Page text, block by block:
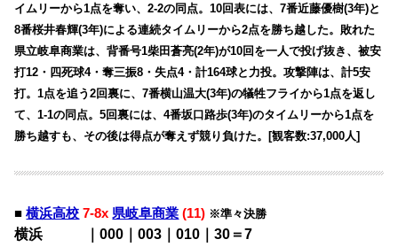
イムリーから1点を奪い、2-2の同点。10回表には、7番近藤優樹(3年)と
8番桜井春輝(3年)による連続タイムリーから2点を勝ち越した。敗れた
県立岐阜商業は、背番号1柴田蒼亮(2年)が10回を一人で投げ抜き、被安
打12・四死球4・奪三振8・失点4・計164球と力投。攻撃陣は、計5安
打。1点を追う2回裏に、7番横山温大(3年)の犠牲フライから1点を返し
て、1-1の同点。5回裏には、4番坂口路歩(3年)のタイムリーから1点を
勝ち越すも、その後は得点が奪えず競り負けた。[観客数:37,000人]
■横浜高校 7-8x 県岐阜商業 (11) ※準々決勝
横浜 ｜000｜003｜010｜30＝7